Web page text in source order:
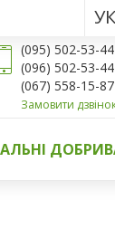
(095) 502-53-44
(096) 502-53-44
(067) 558-15-87
Замовити